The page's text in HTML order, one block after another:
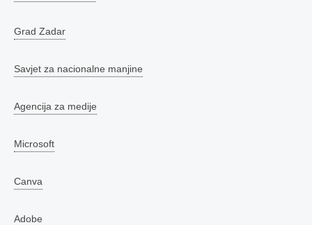
Grad Zadar
Savjet za nacionalne manjine
Agencija za medije
Microsoft
Canva
Adobe